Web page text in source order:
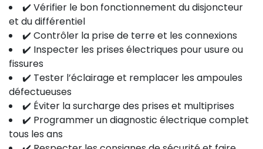
✔️ Vérifier le bon fonctionnement du disjoncteur
et du différentiel
✔️ Contrôler la prise de terre et les connexions
✔️ Inspecter les prises électriques pour usure ou
fissures
✔️ Tester l’éclairage et remplacer les ampoules
défectueuses
✔️ Éviter la surcharge des prises et multiprises
✔️ Programmer un diagnostic électrique complet
tous les ans